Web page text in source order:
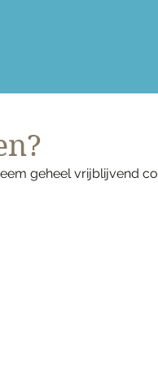
geheel vrijblijvend